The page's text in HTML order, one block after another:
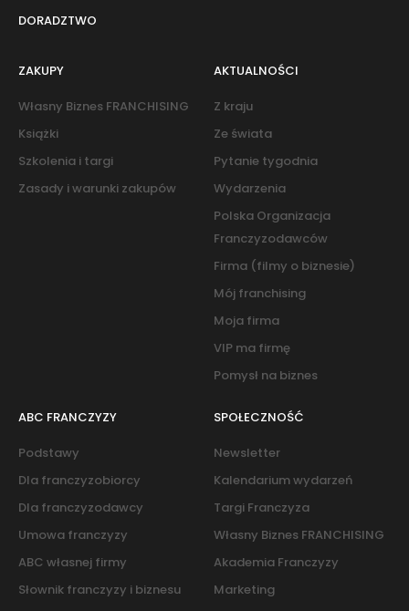
DORADZTWO
ZAKUPY
Własny Biznes FRANCHISING
Książki
Szkolenia i targi
Zasady i warunki zakupów
AKTUALNOŚCI
Z kraju
Ze świata
Pytanie tygodnia
Wydarzenia
Polska Organizacja
Franczyzodawców
Firma (filmy o biznesie)
Mój franchising
Moja firma
VIP ma firmę
Pomysł na biznes
ABC FRANCZYZY
Podstawy
Dla franczyzobiorcy
Dla franczyzodawcy
Umowa franczyzy
ABC własnej firmy
Słownik franczyzy i biznesu
SPOŁECZNOŚĆ
Newsletter
Kalendarium wydarzeń
Targi Franczyza
Własny Biznes FRANCHISING
Akademia Franczyzy
Marketing